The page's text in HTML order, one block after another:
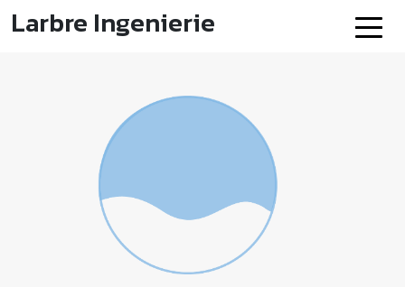
Larbre Ingenierie